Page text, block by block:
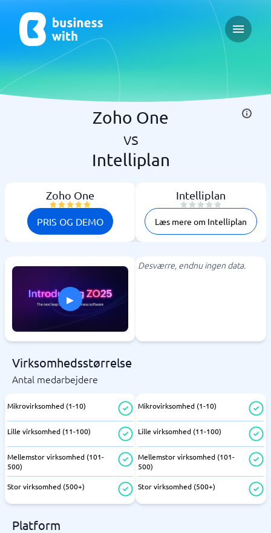
Open
Zoho One
vs
Intelliplan
Zoho One
PRIS OG DEMO
Intelliplan
Læs mere om Intelliplan
▸
Desværre, endnu ingen data.
Virksomhedsstørrelse
Antal medarbejdere
Mikrovirksomhed (1-10)
Lille virksomhed (11-100)
Mellemstor virksomhed (101-
500)
Stor virksomhed (500+)
Mikrovirksomhed (1-10)
Lille virksomhed (11-100)
Mellemstor virksomhed (101-
500)
Stor virksomhed (500+)
Platform